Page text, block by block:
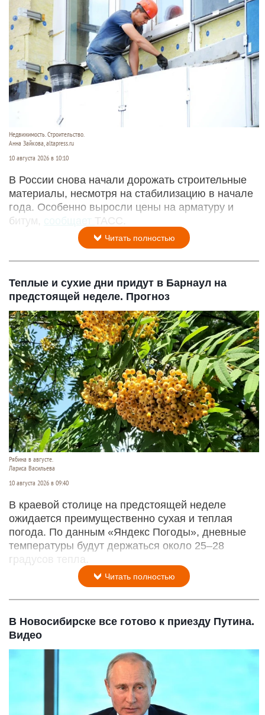
Недвижимость. Строительство.
Анна Зайкова, altapress.ru
10 августа 2026 в 10:10
В России снова начали дорожать строительные
материалы, несмотря на стабилизацию в начале
года. Особенно выросли цены на арматуру и
битум,
сообщает ТАСС.
Читать полностью
Теплые и сухие дни придут в Барнаул на
предстоящей неделе. Прогноз
Рябина в августе.
Лариса Васильева
10 августа 2026 в 09:40
В краевой столице на предстоящей неделе
ожидается преимущественно сухая и теплая
погода. По данным «Яндекс Погоды», дневные
температуры будут держаться около 25–28
градусов тепла.
Читать полностью
В Новосибирске все готово к приезду Путина.
Видео